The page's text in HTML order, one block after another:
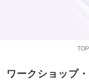
TOP
ワークショップ